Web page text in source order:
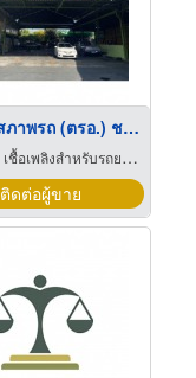
รับตรวจสภาพรถ (ตรอ.) ชลบุรี
เชื้อเพลิงสำหรับรถยนต์แก๊ส
ติดต่อผู้ขาย